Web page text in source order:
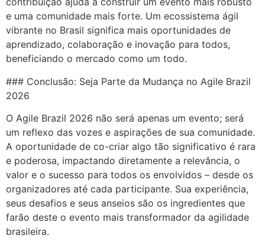
e uma comunidade mais forte. Um ecossistema ágil
vibrante no Brasil significa mais oportunidades de
aprendizado, colaboração e inovação para todos,
beneficiando o mercado como um todo.
### Conclusão: Seja Parte da Mudança no Agile Brazil
2026
O Agile Brazil 2026 não será apenas um evento; será
um reflexo das vozes e aspirações de sua comunidade.
A oportunidade de co-criar algo tão significativo é rara
e poderosa, impactando diretamente a relevância, o
valor e o sucesso para todos os envolvidos – desde os
organizadores até cada participante. Sua experiência,
seus desafios e seus anseios são os ingredientes que
farão deste o evento mais transformador da agilidade
brasileira.